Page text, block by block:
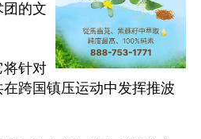
的文
将针对
跨国镇压运动中发挥推波